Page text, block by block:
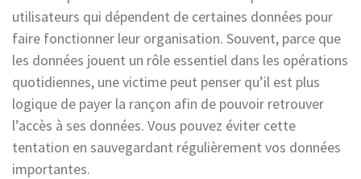
utilisateurs qui dépendent de certaines données pour
faire fonctionner leur organisation. Souvent, parce que
les données jouent un rôle essentiel dans les opérations
quotidiennes, une victime peut penser qu’il est plus
logique de payer la rançon afin de pouvoir retrouver
l’accès à ses données. Vous pouvez éviter cette
tentation en sauvegardant régulièrement vos données
importantes.